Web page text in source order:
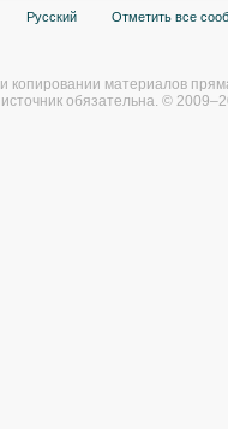
Русский Отметить все
копировании материалов
обязательна. ©